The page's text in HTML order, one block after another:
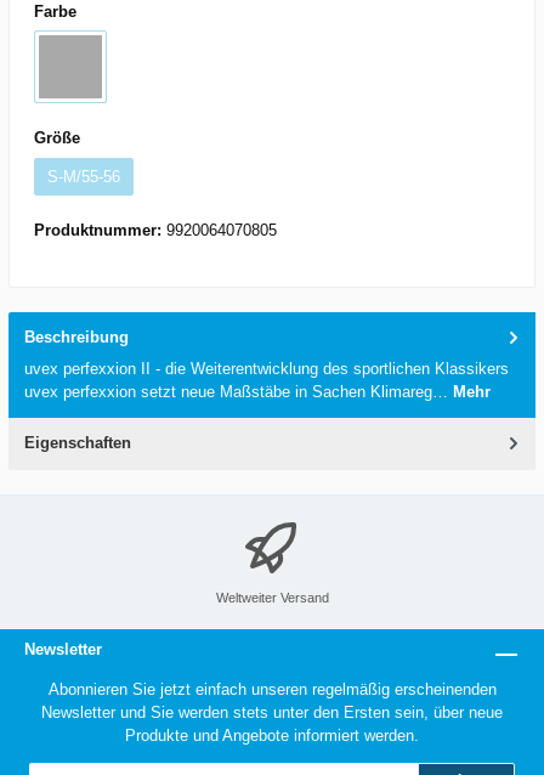
Farbe
Größe
S-M/55-56
Produktnummer: 9920064070805
Beschreibung
uvex perfexxion II - die Weiterentwicklung des sportlichen Klassikers
uvex perfexxion setzt neue Maßstäbe in Sachen Klimareg… Mehr
Eigenschaften
Weltweiter Versand
Newsletter
Abonnieren Sie jetzt einfach unseren regelmäßig erscheinenden
Newsletter und Sie werden stets unter den Ersten sein, über neue
Produkte und Angebote informiert werden.